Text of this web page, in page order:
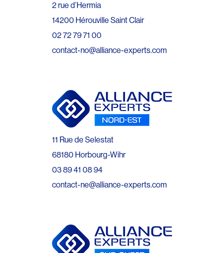
2 rue d’Hermia
14200 Hérouville Saint Clair
02 72 79 71 00
contact-no@alliance-experts.com
11 Rue de Selestat
68180 Horbourg-Wihr
03 89 41 08 94
contact-ne@alliance-experts.com